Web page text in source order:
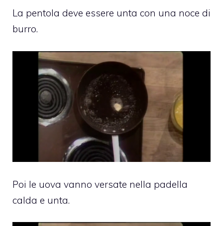
La pentola deve essere unta con una noce di
burro.
Poi le uova vanno versate nella padella
calda e unta.